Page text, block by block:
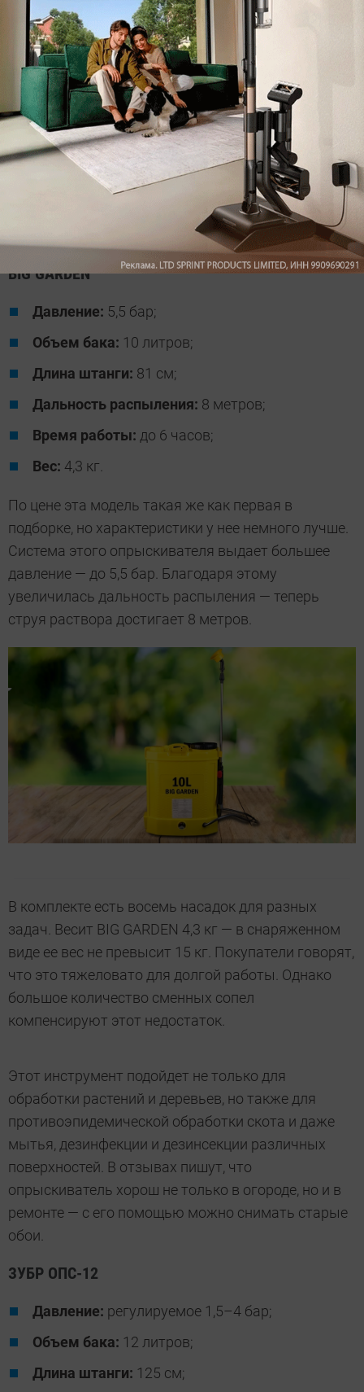
нужно вечером, когда на растения не попадают
прямые лучи.
В комплекте с опрыскивателем идут четыре
насадки — двойная коническая и секторная для
мелкокапельного распыления, регулируемая с
четырьмя отверстиями и коническая форсунка.
Расход жидкости в этой модели порядка 3 литров в
минуту — стандартный показатель для этого
класса устройств.
BIG GARDEN
Давление: 5,5 бар;
Объем бака: 10 литров;
Длина штанги: 81 см;
Дальность распыления: 8 метров;
Время работы: до 6 часов;
Вес: 4,3 кг.
По цене эта модель такая же как первая в
подборке, но характеристики у нее немного лучше.
Система этого опрыскивателя выдает большее
давление — до 5,5 бар. Благодаря этому
увеличилась дальность распыления — теперь
струя раствора достигает 8 метров.
В комплекте есть восемь насадок для разных
задач. Весит BIG GARDEN 4,3 кг — в снаряженном
виде ее вес не превысит 15 кг. Покупатели говорят,
что это тяжеловато для долгой работы. Однако
большое количество сменных сопел
компенсируют этот недостаток.
Этот инструмент подойдет не только для
обработки растений и деревьев, но также для
противоэпидемической обработки скота и даже
мытья, дезинфекции и дезинсекции различных
поверхностей. В отзывах пишут, что
опрыскиватель хорош не только в огороде, но и в
ремонте — с его помощью можно снимать старые
обои.
ЗУБР ОПС-12
Давление: регулируемое 1,5–4 бар;
Объем бака: 12 литров;
Длина штанги: 125 см;